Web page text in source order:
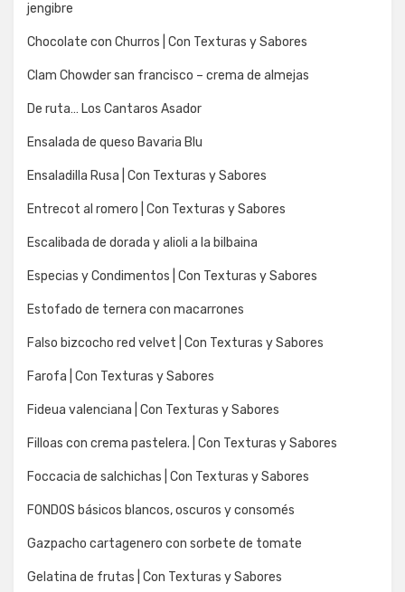
jengibre
Chocolate con Churros | Con Texturas y Sabores
Clam Chowder san francisco – crema de almejas
De ruta… Los Cantaros Asador
Ensalada de queso Bavaria Blu
Ensaladilla Rusa | Con Texturas y Sabores
Entrecot al romero | Con Texturas y Sabores
Escalibada de dorada y alioli a la bilbaina
Especias y Condimentos | Con Texturas y Sabores
Estofado de ternera con macarrones
Falso bizcocho red velvet | Con Texturas y Sabores
Farofa | Con Texturas y Sabores
Fideua valenciana | Con Texturas y Sabores
Filloas con crema pastelera. | Con Texturas y Sabores
Foccacia de salchichas | Con Texturas y Sabores
FONDOS básicos blancos, oscuros y consomés
Gazpacho cartagenero con sorbete de tomate
Gelatina de frutas | Con Texturas y Sabores